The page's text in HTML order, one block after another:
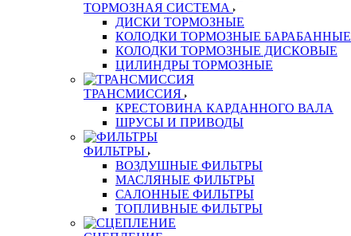
ТОРМОЗНАЯ СИСТЕМА
ДИСКИ ТОРМОЗНЫЕ
КОЛОДКИ ТОРМОЗНЫЕ БАРАБАННЫЕ
КОЛОДКИ ТОРМОЗНЫЕ ДИСКОВЫЕ
ЦИЛИНДРЫ ТОРМОЗНЫЕ
ТРАНСМИССИЯ
КРЕСТОВИНА КАРДАННОГО ВАЛА
ШРУСЫ И ПРИВОДЫ
ФИЛЬТРЫ
ВОЗДУШНЫЕ ФИЛЬТРЫ
МАСЛЯНЫЕ ФИЛЬТРЫ
САЛОННЫЕ ФИЛЬТРЫ
ТОПЛИВНЫЕ ФИЛЬТРЫ